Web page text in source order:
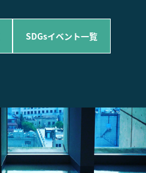
SDGsイベント一覧